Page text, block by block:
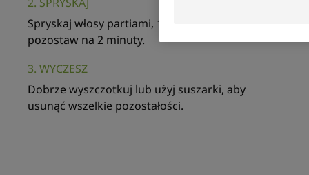
Spryskaj włosy partiami, 15 cm od skóry głowy, i
pozostaw na 2 minuty.
3. WYCZESZ
Dobrze wyszczotkuj lub użyj suszarki, aby
usunąć wszelkie pozostałości.